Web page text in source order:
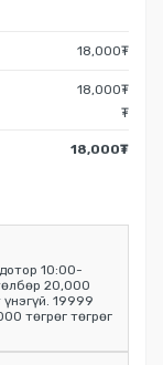
18,000₮
18,000₮
₮
18,000₮
10:00-
үнэгүй. 19999
төгрөг төгрөг